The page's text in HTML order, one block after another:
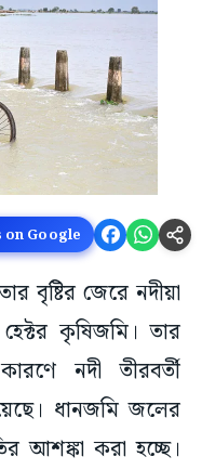
Google
বৃষ্টির জেরে নদীয়া
কৃষিজমি। তার
নদী তীরবর্তী
ধানজমি জলের
আশঙ্কা করা হচ্ছে।